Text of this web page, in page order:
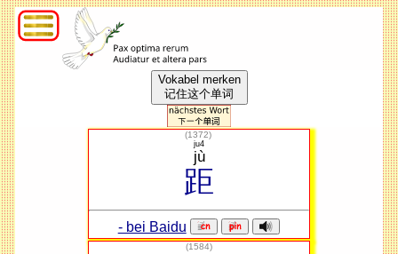
Vokabel merken
记住这个单词
(1372)
距
jù
ju4
- bei Baidu
(1584)